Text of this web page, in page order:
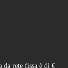
da rete fissa è di €